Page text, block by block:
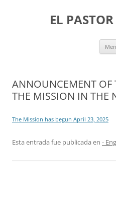
EL
ANNOUNCEMENT OF
THE MISSION IN THE
The Mission has begun April 23, 2025
Esta entrada fue publicada en -